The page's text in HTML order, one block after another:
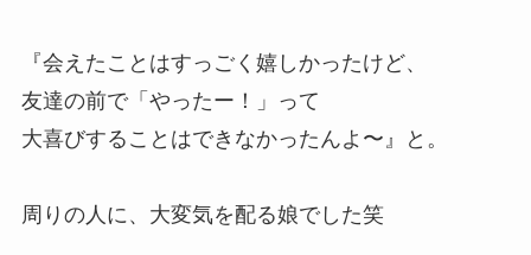
『会えたことはすっごく嬉しかったけど、
友達の前で「やったー！」って
大喜びすることはできなかったんよ〜』と。
周りの人に、大変気を配る娘でした笑